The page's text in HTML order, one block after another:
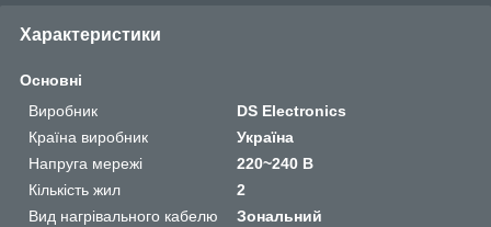
Характеристики
Основні
Виробник
DS Electronics
Країна виробник
Україна
Напруга мережі
220~240 В
Кількість жил
2
Вид нагрівального кабелю
Зональний